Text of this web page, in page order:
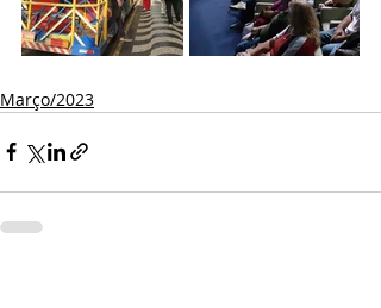
Março/2023